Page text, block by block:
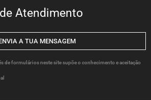
Atendimento
A TUA MENSAGEM
de formulários neste site supõe o conhecimento e aceitação